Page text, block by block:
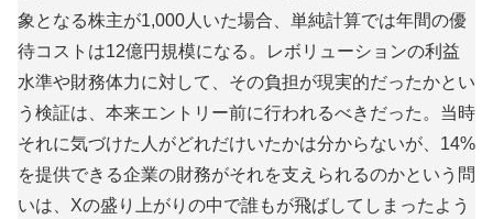
象となる株主が1,000人いた場合、単純計算では年間の優
待コストは12億円規模になる。レボリューションの利益
水準や財務体力に対して、その負担が現実的だったかとい
う検証は、本来エントリー前に行われるべきだった。当時
それに気づけた人がどれだけいたかは分からないが、14%
を提供できる企業の財務がそれを支えられるのかという問
いは、Xの盛り上がりの中で誰もが飛ばしてしまったよう